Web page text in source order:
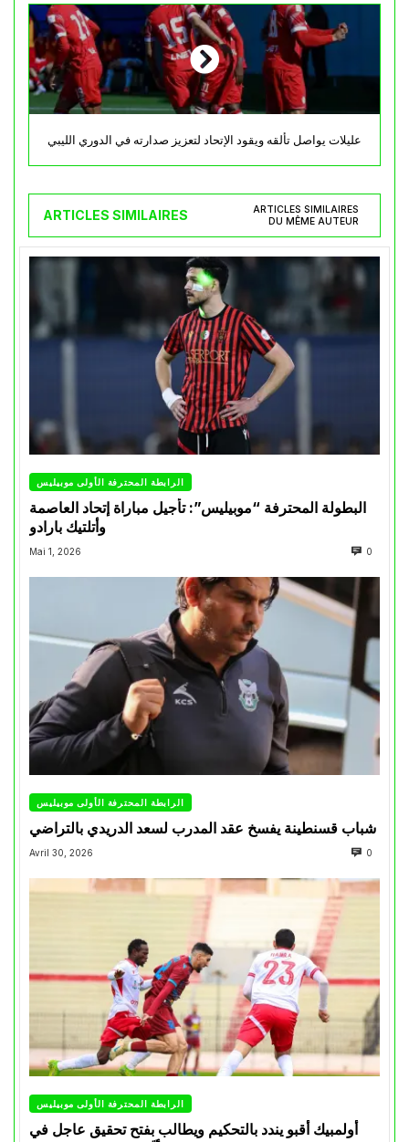
عليلات يواصل تألقه ويقود الإتحاد لتعزيز صدارته في الدوري الليبي
ARTICLES SIMILAIRES
ARTICLES SIMILAIRES
DU MÊME AUTEUR
الرابطة المحترفة الأولى موبيليس
البطولة المحترفة “موبيليس”: تأجيل مباراة إتحاد العاصمة
وأتلتيك بارادو
Mai 1, 2026 0
الرابطة المحترفة الأولى موبيليس
شباب قسنطينة يفسخ عقد المدرب لسعد الدريدي بالتراضي
Avril 30, 2026 0
الرابطة المحترفة الأولى موبيليس
أولمبيك أقبو يندد بالتحكيم ويطالب بفتح تحقيق عاجل في